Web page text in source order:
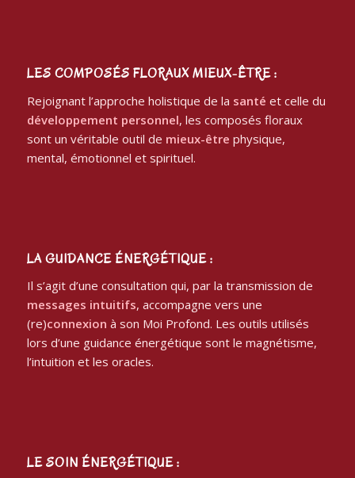
LES COMPOSÉS FLORAUX MIEUX-ÊTRE :
Rejoignant l’approche holistique de la santé et celle du
développement personnel, les composés floraux
sont un véritable outil de mieux-être physique,
mental, émotionnel et spirituel.
LA GUIDANCE ÉNERGÉTIQUE :
Il s’agit d’une consultation qui, par la transmission de
messages intuitifs, accompagne vers une
(re)connexion à son Moi Profond. Les outils utilisés
lors d’une guidance énergétique sont le magnétisme,
l’intuition et les oracles.
LE SOIN ÉNERGÉTIQUE :